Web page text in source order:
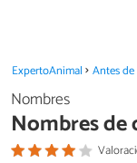
ExpertoAnimal Antes
Nombres
Nombres de